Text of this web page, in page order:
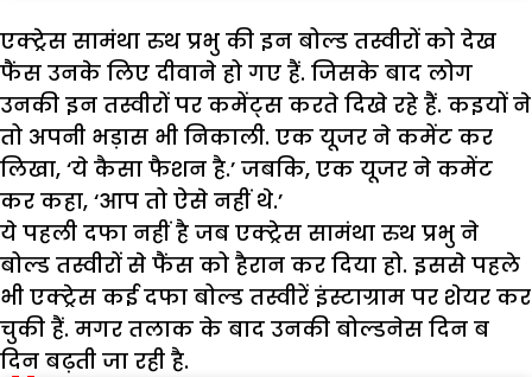
एक्ट्रेस सामंथा रुथ प्रभु की इन बोल्ड तस्वीरों को देख
फैंस उनके लिए दीवाने हो गए हैं. जिसके बाद लोग
उनकी इन तस्वीरों पर कमेंट्स करते दिखे रहे हैं. कइयों ने
तो अपनी भड़ास भी निकाली. एक यूजर ने कमेंट कर
लिखा, ‘ये कैसा फैशन है.’ जबकि, एक यूजर ने कमेंट
कर कहा, ‘आप तो ऐसे नहीं थे.’
ये पहली दफा नहीं है जब एक्ट्रेस सामंथा रुथ प्रभु ने
बोल्ड तस्वीरों से फैंस को हैरान कर दिया हो. इससे पहले
भी एक्ट्रेस कई दफा बोल्ड तस्वीरें इंस्टाग्राम पर शेयर कर
चुकी हैं. मगर तलाक के बाद उनकी बोल्डनेस दिन ब
दिन बढ़ती जा रही है.